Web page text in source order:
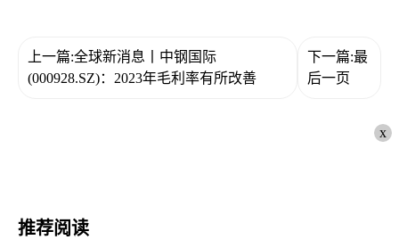
上一篇:全球新消息丨中钢国际
(000928.SZ)：2023年毛利率有所改善
下一篇:最
后一页
x
推荐阅读